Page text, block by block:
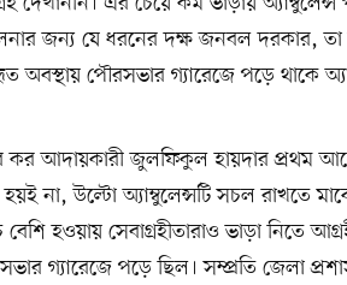
জন্য যে ধরনের দক্ষ জনবল দরকার,
পৌরসভার গ্যারেজে পড়ে থাকে
কর আদায়কারী জুলফিকুল হায়দার প্রথম
না, উল্টো অ্যাম্বুলেন্সটি সচল রাখতে
হওয়ায় সেবাগ্রহীতারাও ভাড়া নিতে
গ্যারেজে পড়ে ছিল। সম্প্রতি জেলা